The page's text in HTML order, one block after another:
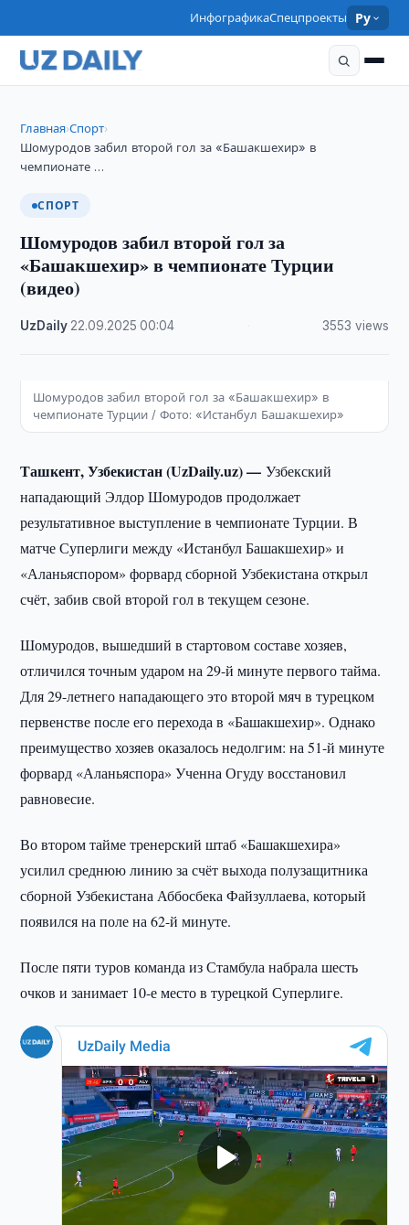
ИнфографикаСпецпроекты Ру
Главная›Спорт›
Шомуродов забил второй гол за «Башакшехир» в
чемпионате …
СПОРТ
Шомуродов забил второй гол за
«Башакшехир» в чемпионате Турции
(видео)
UzDaily 22.09.2025 ·00:04 3553 views
Шомуродов забил второй гол за «Башакшехир» в
чемпионате Турции / Фото: «Истанбул Башакшехир»
Ташкент, Узбекистан (UzDaily.uz) —Узбекский
нападающий Элдор Шомуродов продолжает
результативное выступление в чемпионате Турции. В
матче Суперлиги между «Истанбул Башакшехир» и
«Аланьяспором» форвард сборной Узбекистана открыл
счёт, забив свой второй гол в текущем сезоне.
Шомуродов, вышедший в стартовом составе хозяев,
отличился точным ударом на 29-й минуте первого тайма.
Для 29-летнего нападающего это второй мяч в турецком
первенстве после его перехода в «Башакшехир». Однако
преимущество хозяев оказалось недолгим: на 51-й минуте
форвард «Аланьяспора» Ученна Огуду восстановил
равновесие.
Во втором тайме тренерский штаб «Башакшехира»
усилил среднюю линию за счёт выхода полузащитника
сборной Узбекистана Аббосбека Файзуллаева, который
появился на поле на 62-й минуте.
После пяти туров команда из Стамбула набрала шесть
очков и занимает 10-е место в турецкой Суперлиге.